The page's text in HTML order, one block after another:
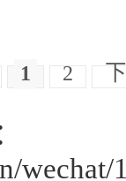
1 2
wechat/